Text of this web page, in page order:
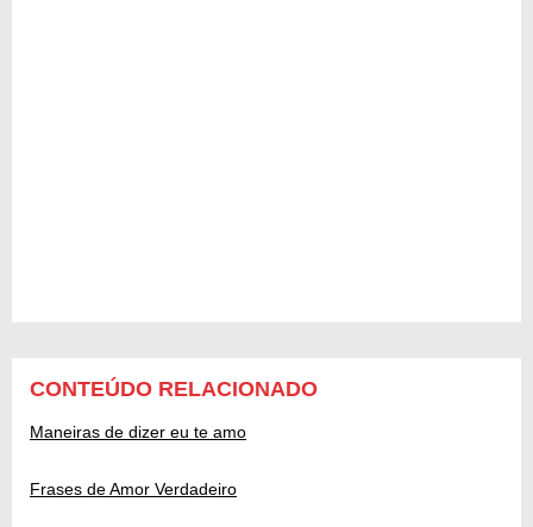
CONTEÚDO RELACIONADO
Maneiras de dizer eu te amo
Frases de Amor Verdadeiro